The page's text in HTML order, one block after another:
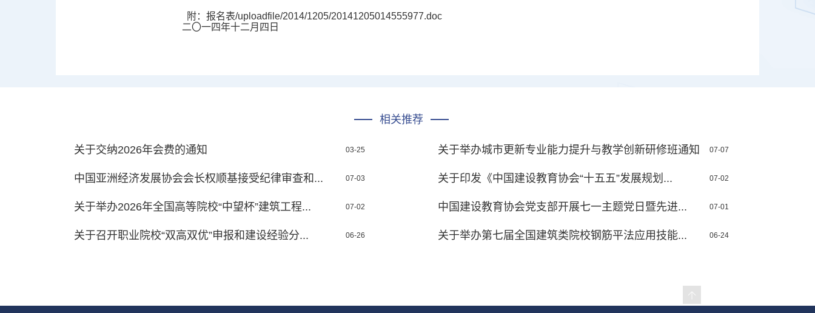
附：报名表/uploadfile/2014/1205/20141205014555977.doc
二〇一四年十二月四日
相关推荐
关于交纳2026年会费的通知 03-25 关于举办城市更新专业能力提升与教学创新研修班通知 07-07
中国亚洲经济发展协会会长权顺基接受纪律审查和... 07-03 关于印发《中国建设教育协会“十五五”发展规划... 07-02
关于举办2026年全国高等院校“中望杯”建筑工程... 07-02 中国建设教育协会党支部开展七一主题党日暨先进... 07-01
关于召开职业院校“双高双优”申报和建设经验分... 06-26 关于举办第七届全国建筑类院校钢筋平法应用技能... 06-24